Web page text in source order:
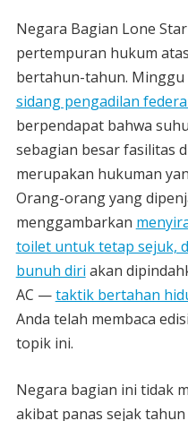
Negara Bagian Lone
pertempuran hukum
bertahun-tahun. Minggu
sidang pengadilan
berpendapat bahwa
sebagian besar fasilitas
merupakan hukuman
Orang-orang yang
menggambarkan
toilet untuk tetap sejuk,
bunuh diri akan
AC —taktik bertahan
Anda telah membaca
topik ini.
Negara bagian ini tidak
akibat panas sejak